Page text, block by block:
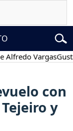
VargasGustavo
con
y